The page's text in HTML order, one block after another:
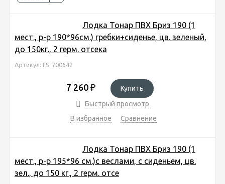
Лодка Тонар ПВХ Бриз 190 (1
мест., р-р 190*96см.) гребки+сиденье, цв. зеленый,
до 150кг., 2 герм. отсека
Артикул: FS-700642
7 260 ₽
Купить
Быстрый просмотр
В избранное
Сравнение
Лодка Тонар ПВХ Бриз 190 (1
мест., р-р 195*96 см.)с веслами, с сиденьем, цв.
зел., до 150 кг., 2 герм. отсе